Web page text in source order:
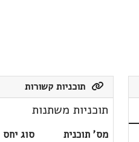
תוכניות קשורות
תוכניות משתנות
מס' תוכנית סוג יחס